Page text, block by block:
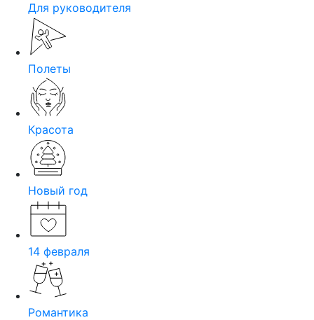
Для руководителя
Полеты
Красота
Новый год
14 февраля
Романтика